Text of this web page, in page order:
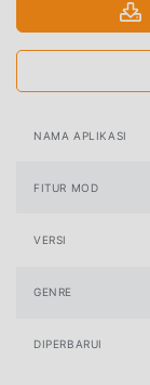
NAMA APLIKASI
FITUR MOD
VERSI
GENRE
DIPERBARUI